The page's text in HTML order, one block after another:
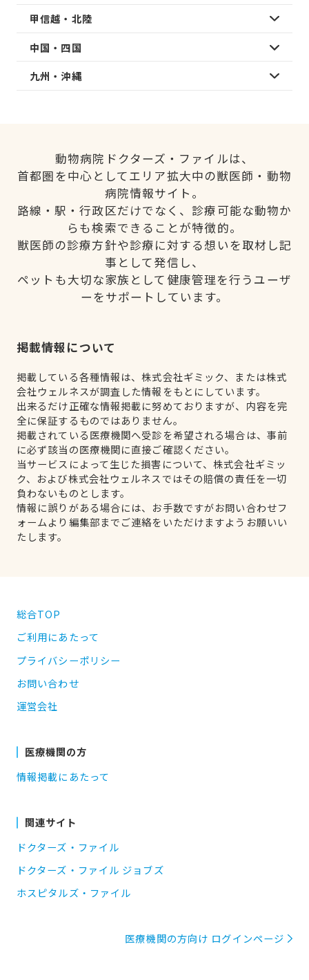
甲信越・北陸
中国・四国
九州・沖縄
動物病院ドクターズ・ファイルは、
首都圏を中心としてエリア拡大中の獣医師・動物
病院情報サイト。
路線・駅・行政区だけでなく、診療可能な動物か
らも検索できることが特徴的。
獣医師の診療方針や診療に対する想いを取材し記
事として発信し、
ペットも大切な家族として健康管理を行うユーザ
ーをサポートしています。
掲載情報について
掲載している各種情報は、株式会社ギミック、または株式
会社ウェルネスが調査した情報をもとにしています。
出来るだけ正確な情報掲載に努めておりますが、内容を完
全に保証するものではありません。
掲載されている医療機関へ受診を希望される場合は、事前
に必ず該当の医療機関に直接ご確認ください。
当サービスによって生じた損害について、株式会社ギミッ
ク、および株式会社ウェルネスではその賠償の責任を一切
負わないものとします。
情報に誤りがある場合には、お手数ですがお問い合わせフ
ォームより編集部までご連絡をいただけますようお願いい
たします。
総合TOP
ご利用にあたって
プライバシーポリシー
お問い合わせ
運営会社
医療機関の方
情報掲載にあたって
関連サイト
ドクターズ・ファイル
ドクターズ・ファイル ジョブズ
ホスピタルズ・ファイル
医療機関の方向け ログインページ